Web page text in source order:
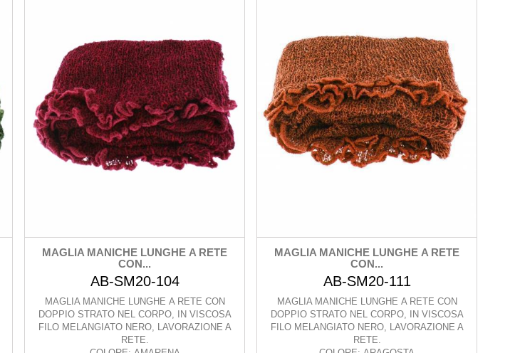
MAGLIA MANICHE LUNGHE A RETE
CON...
AB-SM20-104
MAGLIA MANICHE LUNGHE A RETE CON
DOPPIO STRATO NEL CORPO, IN VISCOSA
FILO MELANGIATO NERO, LAVORAZIONE A
RETE.
MAGLIA MANICHE LUNGHE A RETE
CON...
AB-SM20-111
MAGLIA MANICHE LUNGHE A RETE CON
DOPPIO STRATO NEL CORPO, IN VISCOSA
FILO MELANGIATO NERO, LAVORAZIONE A
RETE.